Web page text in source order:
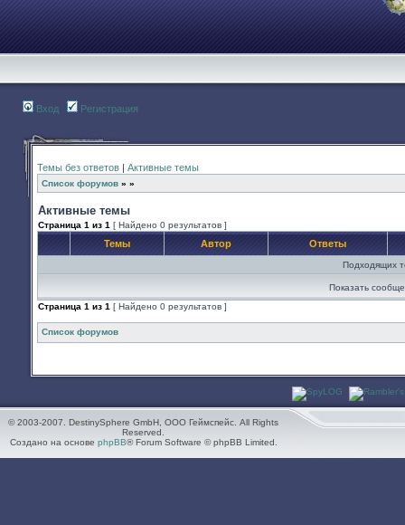
Вход Регистрация
Темы без ответов | Активные темы
Список форумов » »
Активные темы
Страница 1 из 1 [ Найдено 0 результатов ]
Темы Автор Ответы
Подходящих
Показать
Страница 1 из 1 [ Найдено 0 результатов ]
Список форумов
© 2003-2007. DestinySphere GmbH, ООО Геймспейс. All Rights
Reserved.
Создано на основе phpBB® Forum Software © phpBB Limited.